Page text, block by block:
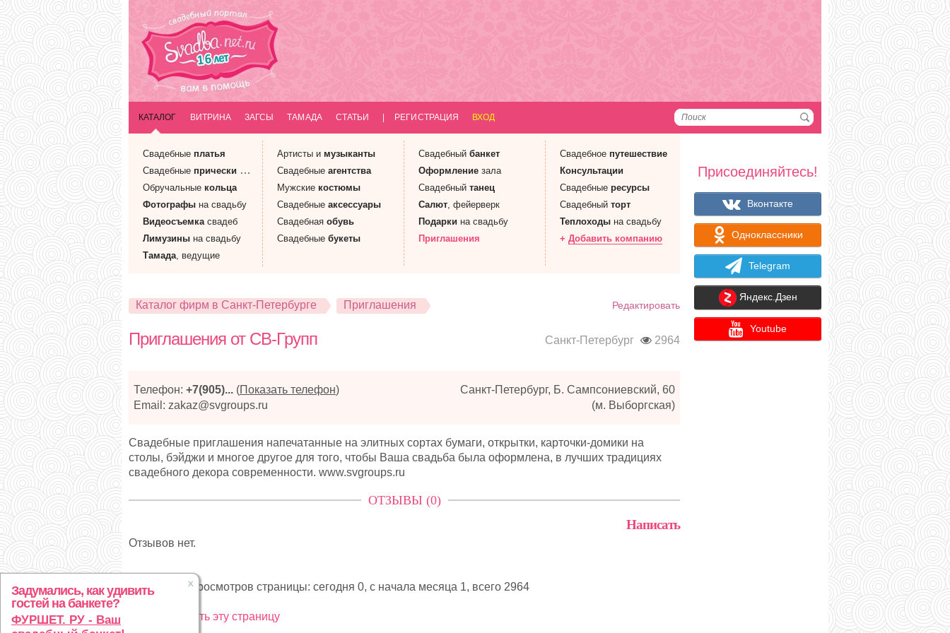
КАТАЛОГ ВИТРИНА ЗАГСЫ ТАМАДА СТАТЬИ РЕГИСТРАЦИЯ ВХОД
Свадебные платья
Свадебные прически
Обручальные кольца
Фотографы на свадьбу
Видеосъемкасвадеб
Лимузины на свадьбу
Тамада, ведущие
Артисты и музыканты
Свадебные агентства
Мужские костюмы
Свадебные аксессуары
Свадебная обувь
Свадебные букеты
Свадебный банкет
Оформление зала
Свадебный танец
Салют, фейерверк
Подарки на свадьбу
Приглашения
Свадебное путешествие
Консультации
Свадебные ресурсы
Свадебный торт
Теплоходы на свадьбу
+ Добавить компанию
Редактировать
Каталог фирм в Санкт-Петербурге Приглашения
Санкт-Петербург 2964
Приглашения от СВ-Групп
Телефон: +7(905)... (Показать телефон)
Email: zakaz@svgroups.ru
Санкт-Петербург, Б. Сампсониевский, 60
(м. Выборгская)
Свадебные приглашения напечатанные на элитных сортах бумаги, открытки, карточки-домики на
столы, бэйджи и многое другое для того, чтобы Ваша свадьба была оформлена, в лучших традициях
свадебного декора современности. www.svgroups.ru
ОТЗЫВЫ (0)
Написать
Отзывов нет.
Статистика просмотров страницы: сегодня 0, с начала месяца 1, всего 2964
Рекламировать эту страницу
Задумались, как удивить
гостей на банкете?
ФУРШЕТ. РУ - Ваш
Присоединяйтесь!
Вконтакте
Одноклассники
Telegram
Яндекс.Дзен
Youtube